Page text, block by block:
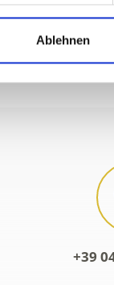
Ablehnen
+39